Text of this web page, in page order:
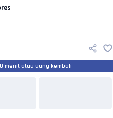
menit atau uang kembali